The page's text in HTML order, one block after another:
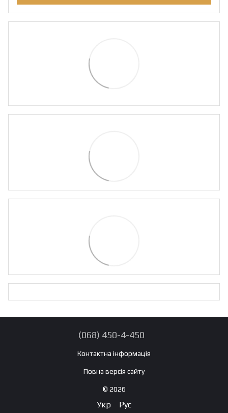
(068) 450-4-450
Контактна інформація
Повна версія сайту
© 2026
Укр Рус